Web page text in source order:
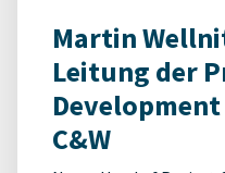
Martin
Leitung der
C&W